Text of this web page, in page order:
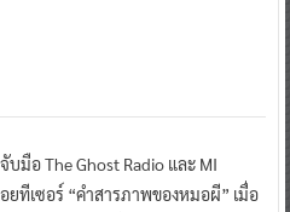
จับมือ The Ghost Radio และ MI
อยทีเซอร์ “คำสารภาพของหมอผี” เมื่อ